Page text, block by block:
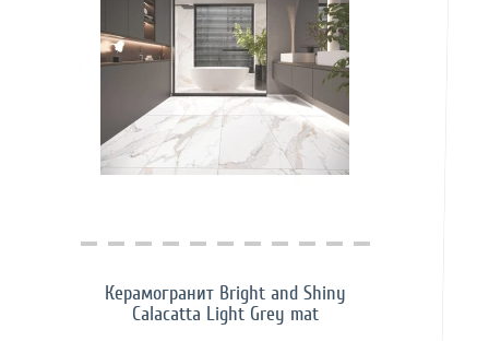
Купить в 1 клик
Керамогранит Bright and Shiny
Calacatta Light Grey mat